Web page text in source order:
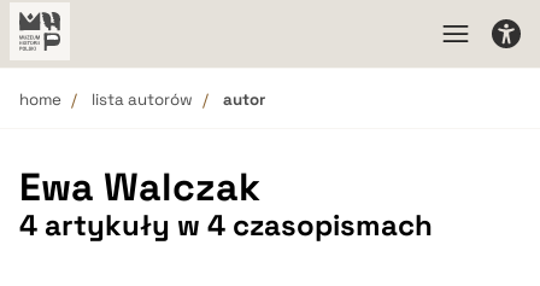
home lista autorów autor
Ewa Walczak
4 artykuły w 4 czasopismach